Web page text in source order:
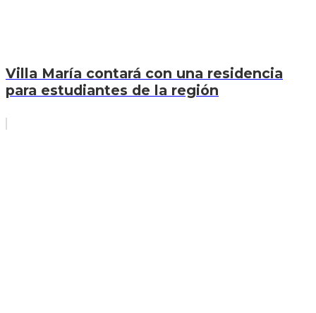
Villa María contará con una residencia
para estudiantes de la región